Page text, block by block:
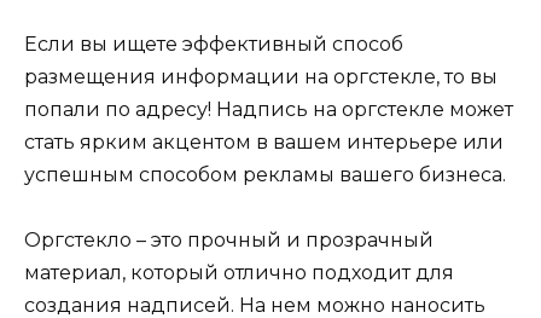
Если вы ищете эффективный способ
размещения информации на оргстекле, то вы
попали по адресу! Надпись на оргстекле может
стать ярким акцентом в вашем интерьере или
успешным способом рекламы вашего бизнеса.
Оргстекло – это прочный и прозрачный
материал, который отлично подходит для
создания надписей. На нем можно наносить